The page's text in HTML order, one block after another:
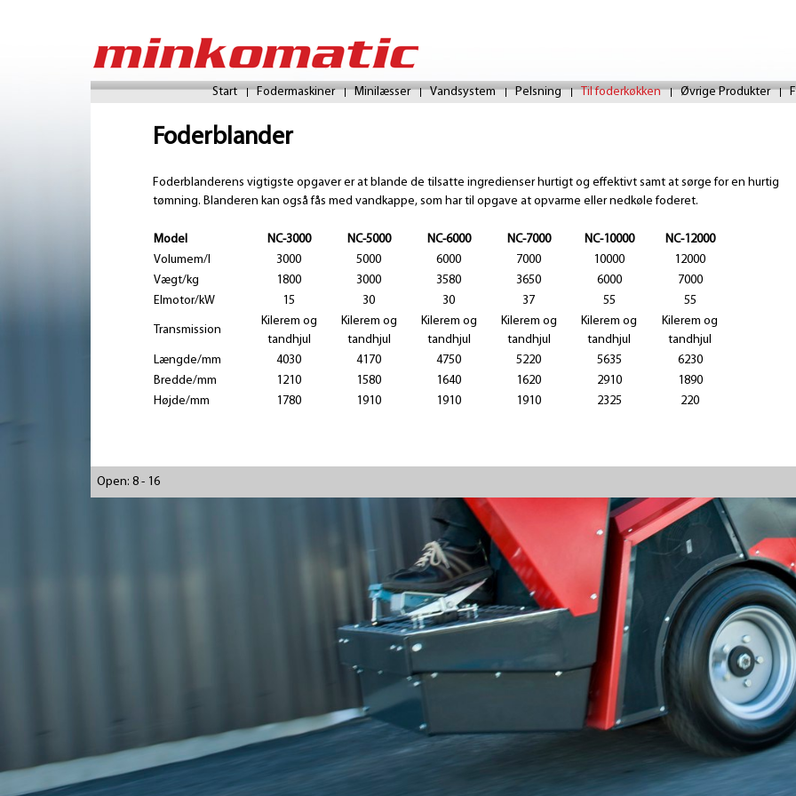
main
Start
Fodermaskiner Minilæsser Vandsystem Pelsning Til foderkøkken Øvrige Produkter
Foderblander
Foderblanderens vigtigste opgaver er at blande de tilsatte ingredienser hurtigt og effektivt samt at sørge for en hurtig
tømning. Blanderen kan også fås med vandkappe, som har til opgave at opvarme eller nedkøle foderet.
Model NC-3000 NC-5000 NC-6000 NC-7000 NC-10000
NC-12000
Volumem/l
3000 5000 6000 7000 10000
12000
Vægt/kg
1800 3000 3580 3650 6000
7000
Elmotor/kW
15 30 30 37 55 55
Transmission
Kilerem og
tandhjul
Kilerem og
tandhjul
Kilerem og
tandhjul
Kilerem og
tandhjul
Kilerem og
tandhjul
Kilerem og
tandhjul
Længde/mm
4030 4170 4750 5220 5635
6230
Bredde/mm
1210 1580 1640 1620 2910
1890
Højde/mm
1780 1910 1910 1910 2325 220
Open: 8 - 16